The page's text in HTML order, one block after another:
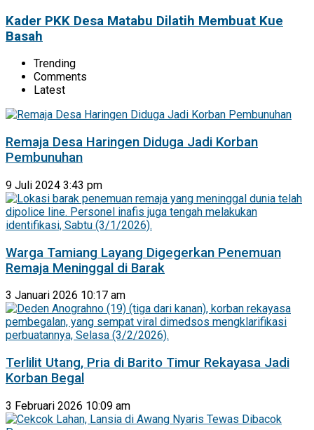
Kader PKK Desa Matabu Dilatih Membuat Kue
Basah
Trending
Comments
Latest
Remaja Desa Haringen Diduga Jadi Korban
Pembunuhan
9 Juli 2024 3:43 pm
Warga Tamiang Layang Digegerkan Penemuan
Remaja Meninggal di Barak
3 Januari 2026 10:17 am
Terlilit Utang, Pria di Barito Timur Rekayasa Jadi
Korban Begal
3 Februari 2026 10:09 am